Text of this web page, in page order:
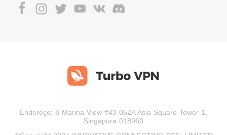
Endereço: 8 Marina View #43-052A Asia Square Tower 1,
Singapura 018960